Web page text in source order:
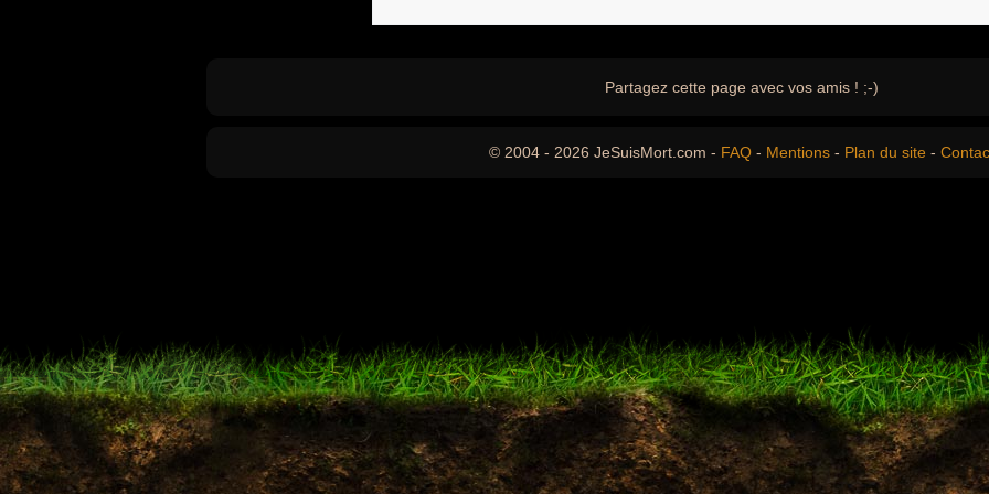
Partagez cette page avec vos amis ! ;-)
© 2004 - 2026 JeSuisMort.com - FAQ - Mentions - Plan du site -